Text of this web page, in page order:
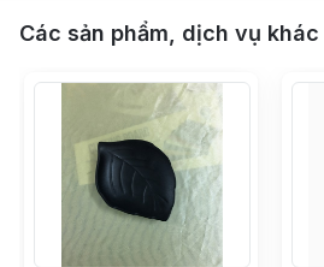
Các sản phẩm, dịch vụ khác